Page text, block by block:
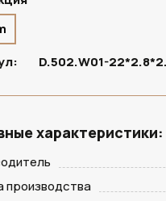
D.502.W01-
характеристики:
производства